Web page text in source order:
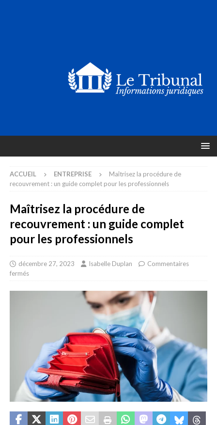
ACCUEIL ENTREPRISE
Maîtrisez la procédure de
recouvrement : un guide complet pour les professionnels
Maîtrisez la procédure de
recouvrement : un guide complet
pour les professionnels
décembre 27, 2023 Isabelle Duplan
Commentaires
fermés